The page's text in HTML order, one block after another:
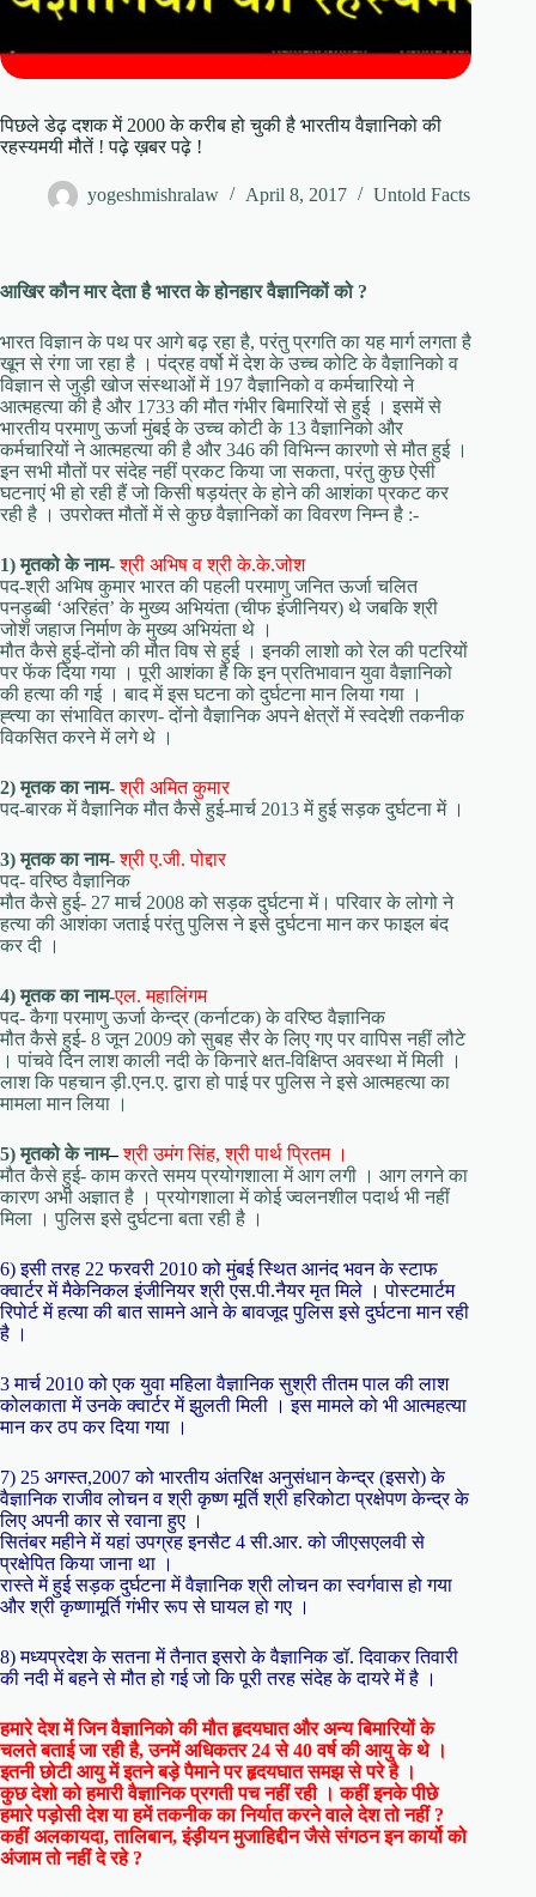
पिछले डेढ़ दशक में 2000 के करीब हो चुकी है भारतीय वैज्ञानिको की
रहस्यमयी मौतें ! पढ़े ख़बर पढ़े !
yogeshmishralaw April 8, 2017 Untold Facts
आखिर कौन मार देता है भारत के होनहार वैज्ञानिकों को ?
भारत विज्ञान के पथ पर आगे बढ़ रहा है, परंतु प्रगति का यह मार्ग लगता है
खून से रंगा जा रहा है । पंद्रह वर्षो में देश के उच्च कोटि के वैज्ञानिको व
विज्ञान से जुड़ी खोज संस्थाओं में 197 वैज्ञानिको व कर्मचारियो ने
आत्महत्या की है और 1733 की मौत गंभीर बिमारियों से हुई । इसमें से
भारतीय परमाणु ऊर्जा मुंबई के उच्च कोटी के 13 वैज्ञानिको और
कर्मचारियों ने आत्महत्या की है और 346 की विभिन्न कारणो से मौत हुई ।
इन सभी मौतों पर संदेह नहीं प्रकट किया जा सकता, परंतु कुछ ऐसी
घटनाएं भी हो रही हैं जो किसी षड़यंत्र के होने की आशंका प्रकट कर
रही है । उपरोक्त मौतों में से कुछ वैज्ञानिकों का विवरण निम्न है :-
1) मृतको के नाम- श्री अभिष व श्री के.के.जोश
पद-श्री अभिष कुमार भारत की पहली परमाणु जनित ऊर्जा चलित
पनड़ुब्बी ‘अरिहंत’ के मुख्य अभियंता (चीफ इंजीनियर) थे जबकि श्री
जोश जहाज निर्माण के मुख्य अभियंता थे ।
मौत कैसे हुई-दोंनो की मौत विष से हुई । इनकी लाशो को रेल की पटरियों
पर फेंक दिया गया । पूरी आशंका है कि इन प्रतिभावान युवा वैज्ञानिको
की हत्या की गई । बाद में इस घटना को दुर्घटना मान लिया गया ।
ह्त्या का संभावित कारण- दोंनो वैज्ञानिक अपने क्षेत्रों में स्वदेशी तकनीक
विकसित करने में लगे थे ।
2) मृतक का नाम- श्री अमित कुमार
पद-बारक में वैज्ञानिक मौत कैसे हुई-मार्च 2013 में हुई सड़क दुर्घटना में ।
3) मृतक का नाम- श्री ए.जी. पोद्दार
पद- वरिष्ठ वैज्ञानिक
मौत कैसे हुई- 27 मार्च 2008 को सड़क दुर्घटना में। परिवार के लोगो ने
हत्या की आशंका जताई परंतु पुलिस ने इसे दुर्घटना मान कर फाइल बंद
कर दी ।
4) मृतक का नाम-एल. महालिंगम
पद- कैगा परमाणु ऊर्जा केन्द्र (कर्नाटक) के वरिष्ठ वैज्ञानिक
मौत कैसे हुई- 8 जून 2009 को सुबह सैर के लिए गए पर वापिस नहीं लौटे
। पांचवे दिन लाश काली नदी के किनारे क्षत-विक्षिप्त अवस्था में मिली ।
लाश कि पहचान ड़ी.एन.ए. द्वारा हो पाई पर पुलिस ने इसे आत्महत्या का
मामला मान लिया ।
5) मृतको के नाम–श्री उमंग सिंह, श्री पार्थ प्रितम ।
मौत कैसे हुई- काम करते समय प्रयोगशाला में आग लगी । आग लगने का
कारण अभी अज्ञात है । प्रयोगशाला में कोई ज्वलनशील पदार्थ भी नहीं
मिला । पुलिस इसे दुर्घटना बता रही है ।
6) इसी तरह 22 फरवरी 2010 को मुंबई स्थित आनंद भवन के स्टाफ
क्वार्टर में मैकेनिकल इंजीनियर श्री एस.पी.नैयर मृत मिले । पोस्टमार्टम
रिपोर्ट में हत्या की बात सामने आने के बावजूद पुलिस इसे दुर्घटना मान रही
है ।
3 मार्च 2010 को एक युवा महिला वैज्ञानिक सुश्री तीतम पाल की लाश
कोलकाता में उनके क्वार्टर में झुलती मिली । इस मामले को भी आत्महत्या
मान कर ठप कर दिया गया ।
7) 25 अगस्त,2007 को भारतीय अंतरिक्ष अनुसंधान केन्द्र (इसरो) के
वैज्ञानिक राजीव लोचन व श्री कृष्ण मूर्ति श्री हरिकोटा प्रक्षेपण केन्द्र के
लिए अपनी कार से रवाना हुए ।
सितंबर महीने में यहां उपग्रह इनसैट 4 सी.आर. को जीएसएलवी से
प्रक्षेपित किया जाना था ।
रास्ते में हुई सड़क दुर्घटना में वैज्ञानिक श्री लोचन का स्वर्गवास हो गया
और श्री कृष्णामूर्ति गंभीर रूप से घायल हो गए ।
8) मध्यप्रदेश के सतना में तैनात इसरो के वैज्ञानिक डॉ. दिवाकर तिवारी
की नदी में बहने से मौत हो गई जो कि पूरी तरह संदेह के दायरे में है ।
हमारे देश में जिन वैज्ञानिको की मौत हृदयघात और अन्य बिमारियों के
चलते बताई जा रही है, उनमें अधिकतर 24 से 40 वर्ष की आयु के थे ।
इतनी छोटी आयु में इतने बड़े पैमाने पर हृदयघात समझ से परे है ।
कुछ देशो को हमारी वैज्ञानिक प्रगती पच नहीं रही । कहीं इनके पीछे
हमारे पड़ोसी देश या हमें तकनीक का निर्यात करने वाले देश तो नहीं ?
कहीं अलकायदा, तालिबान, इंड़ीयन मुजाहिद्दीन जैसे संगठन इन कार्यो को
अंजाम तो नहीं दे रहे ?